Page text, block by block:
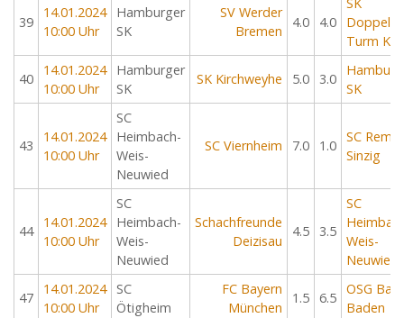
39
14.01.2024
10:00 Uhr
Hamburger
SK
SV Werder
Bremen
4.0 4.0
Turm Kiel
40
14.01.2024
10:00 Uhr
Hamburger
SK
SK Kirchweyhe 5.0 3.0
SK
43
14.01.2024
10:00 Uhr
SC
Heimbach-
Weis-
Neuwied
SC Viernheim 7.0 1.0
SC
Sinzig
44
14.01.2024
10:00 Uhr
SC
Heimbach-
Weis-
Neuwied
Schachfreunde
Deizisau
4.5 3.5
SC
Weis-
Neuwied
47
14.01.2024
10:00 Uhr
SC
Ötigheim
FC Bayern
München
1.5 6.5
OSG
Baden